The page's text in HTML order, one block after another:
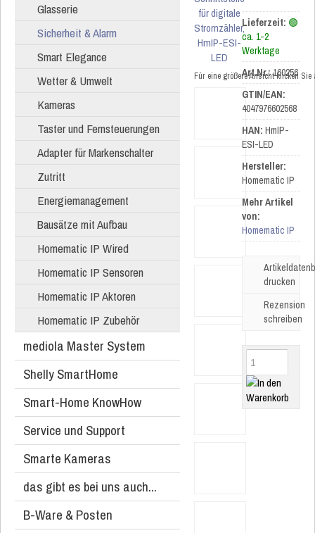
Glasserie
Sicherheit & Alarm
Smart Elegance
Wetter & Umwelt
Kameras
Taster und Fernsteuerungen
Adapter für Markenschalter
Zutritt
Energiemanagement
Bausätze mit Aufbau
Homematic IP Wired
Homematic IP Sensoren
Homematic IP Aktoren
Homematic IP Zubehör
mediola Master System
Shelly SmartHome
Smart-Home KnowHow
Service und Support
Smarte Kameras
das gibt es bei uns auch...
B-Ware & Posten
Für eine größere Ansicht klicken
Lieferzeit: 🟢
ca. 1-2
Werktage
Art.Nr.:160256
GTIN/EAN:
4047976602568
HAN: HmIP-
ESI-LED
Hersteller:
Homematic IP
Mehr Artikel
von:
Homematic IP
drucken
Rezension
schreiben